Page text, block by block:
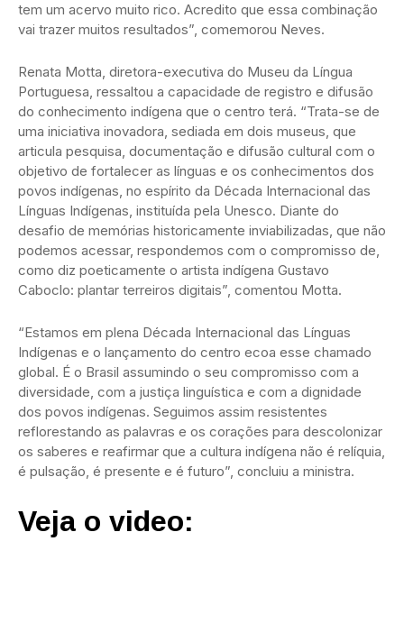
tem um acervo muito rico. Acredito que essa combinação
vai trazer muitos resultados”, comemorou Neves.
Renata Motta, diretora-executiva do Museu da Língua
Portuguesa, ressaltou a capacidade de registro e difusão
do conhecimento indígena que o centro terá. “Trata-se de
uma iniciativa inovadora, sediada em dois museus, que
articula pesquisa, documentação e difusão cultural com o
objetivo de fortalecer as línguas e os conhecimentos dos
povos indígenas, no espírito da Década Internacional das
Línguas Indígenas, instituída pela Unesco. Diante do
desafio de memórias historicamente inviabilizadas, que não
podemos acessar, respondemos com o compromisso de,
como diz poeticamente o artista indígena Gustavo
Caboclo: plantar terreiros digitais”, comentou Motta.
“Estamos em plena Década Internacional das Línguas
Indígenas e o lançamento do centro ecoa esse chamado
global. É o Brasil assumindo o seu compromisso com a
diversidade, com a justiça linguística e com a dignidade
dos povos indígenas. Seguimos assim resistentes
reflorestando as palavras e os corações para descolonizar
os saberes e reafirmar que a cultura indígena não é relíquia,
é pulsação, é presente e é futuro”, concluiu a ministra.
Veja o video: